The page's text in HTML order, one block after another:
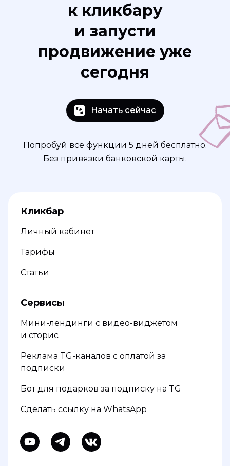
к кликбару
и запусти
продвижение уже
сегодня
Начать сейчас
Попробуй все функции 5 дней бесплатно.
Без привязки банковской карты.
Кликбар
Личный кабинет
Тарифы
Статьи
Сервисы
Мини-лендинги с видео-виджетом
и сторис
Реклама TG-каналов с оплатой за
подписки
Бот для подарков за подписку на TG
Сделать ссылку на WhatsApp